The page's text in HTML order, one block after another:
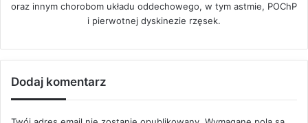
oraz innym chorobom układu oddechowego, w tym astmie, POChP
i pierwotnej dyskinezie rzęsek.
Dodaj komentarz